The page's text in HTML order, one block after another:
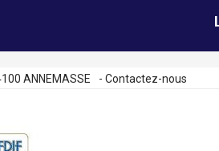
ANNEMASSE - Contactez-nous